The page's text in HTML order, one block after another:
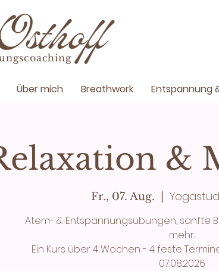
Über mich Breathwork Entspannung
&
Fr., 07. Aug.
Atem- & Entspannungsübungen, sanfte
mehr...
Ein Kurs über 4 Wochen - 4 feste
07.08.2026